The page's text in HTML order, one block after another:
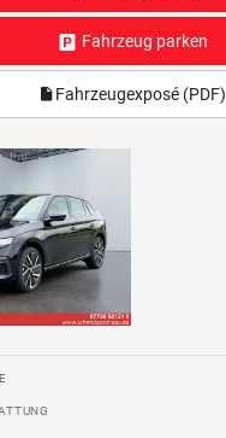
Fahrzeug parken
Fahrzeugexposé (PDF)